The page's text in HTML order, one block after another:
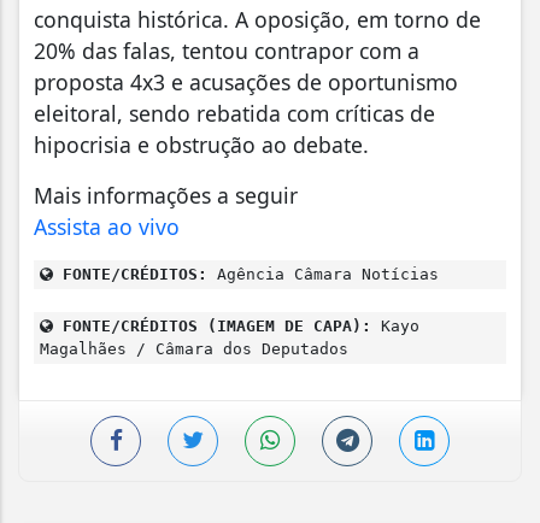
conquista histórica. A oposição, em torno de
20% das falas, tentou contrapor com a
proposta 4x3 e acusações de oportunismo
eleitoral, sendo rebatida com críticas de
hipocrisia e obstrução ao debate.
Mais informações a seguir
Assista ao vivo
FONTE/CRÉDITOS: Agência Câmara Notícias
FONTE/CRÉDITOS (IMAGEM DE CAPA):
Kayo
Magalhães / Câmara dos Deputados